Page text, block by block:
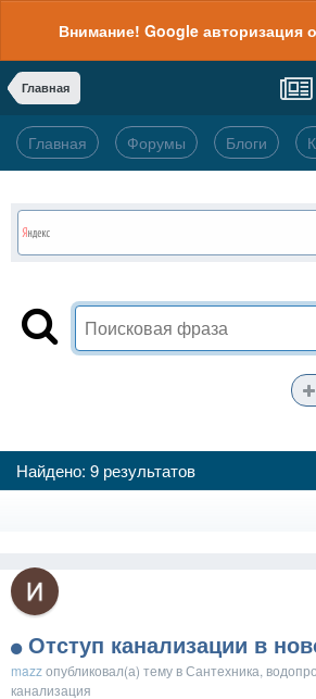
Внимание! Google авторизация
Главная
Главная Форумы Блоги
Найдено: 9 результатов
Отступ канализации в
mazzопубликовал(а) тему вСантехника,
канализация